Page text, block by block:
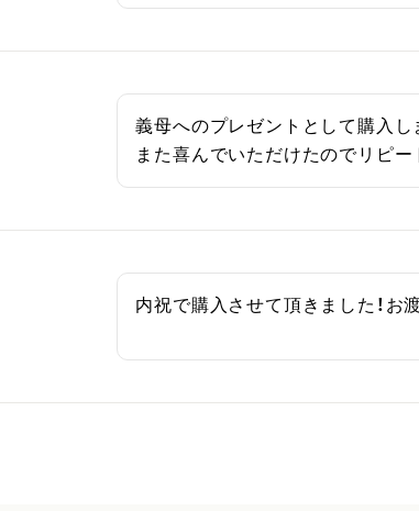
義母へのプレゼントとして購入し
また喜んでいただけたのでリピー
内祝で購入させて頂きました！お